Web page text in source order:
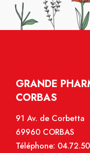
GRANDE
CORBAS
91 Av. de Corbetta
69960 CORBAS
Téléphone: